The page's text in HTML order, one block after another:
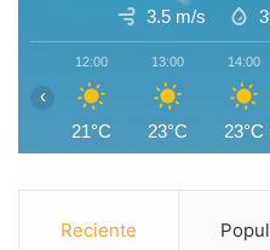
3.5 m/s
12:00
21°C
13:00
23°C
14:00
23°C
‹
Reciente